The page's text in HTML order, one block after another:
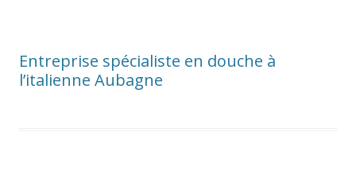
Entreprise spécialiste en douche à
l’italienne Aubagne